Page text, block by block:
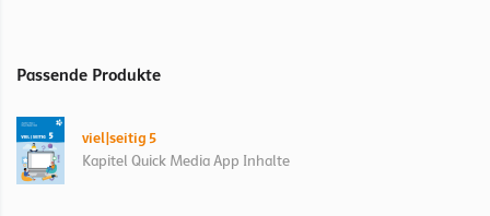
Passende Produkte
viel|seitig 5
Kapitel Quick Media App Inhalte